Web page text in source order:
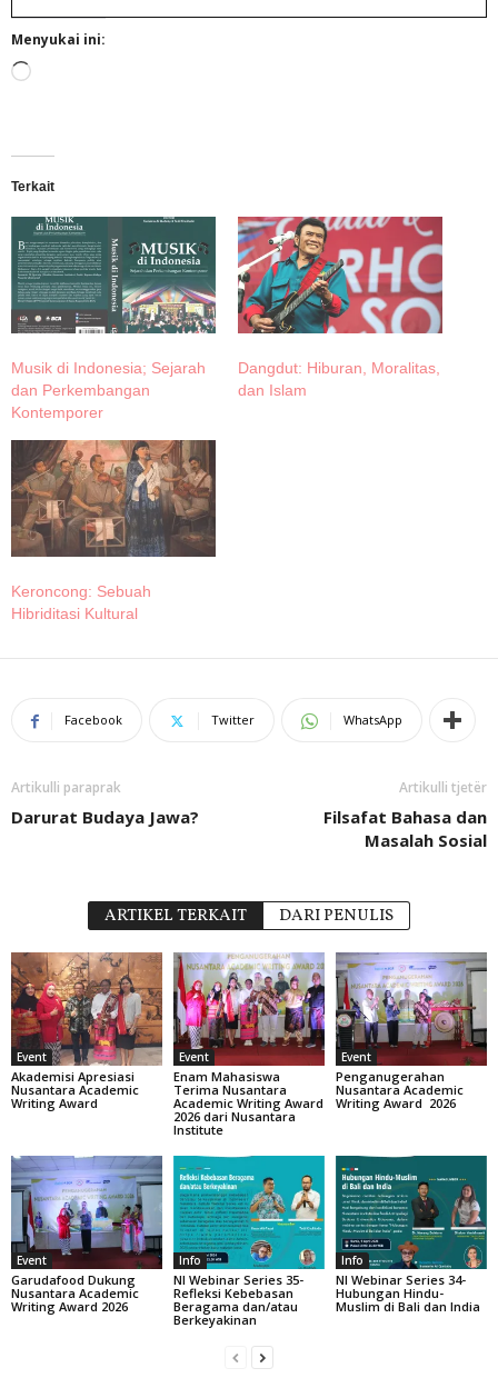
Menyukai ini:
Memuat...
Terkait
Musik di Indonesia; Sejarah
dan Perkembangan
Kontemporer
Dangdut: Hiburan, Moralitas,
dan Islam
Keroncong: Sebuah
Hibriditasi Kultural
Facebook Twitter WhatsApp
Artikulli paraprak
Darurat Budaya Jawa?
Artikulli tjetër
Filsafat Bahasa dan
Masalah Sosial
ARTIKEL TERKAIT DARI PENULIS
Event
Akademisi Apresiasi
Nusantara Academic
Writing Award
Event
Enam Mahasiswa
Terima Nusantara
Academic Writing Award
2026 dari Nusantara
Institute
Event
Penganugerahan
Nusantara Academic
Writing Award 2026
Event
Garudafood Dukung
Nusantara Academic
Writing Award 2026
Info
NI Webinar Series 35-
Refleksi Kebebasan
Beragama dan/atau
Berkeyakinan
Info
NI Webinar Series 34-
Hubungan Hindu-
Muslim di Bali dan India